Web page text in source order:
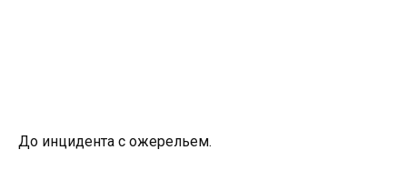
До инцидента с ожерельем.